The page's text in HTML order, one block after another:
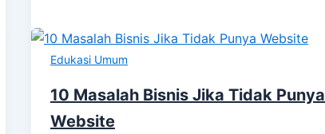
Edukasi Umum
10 Masalah Bisnis Jika Tidak Punya
Website